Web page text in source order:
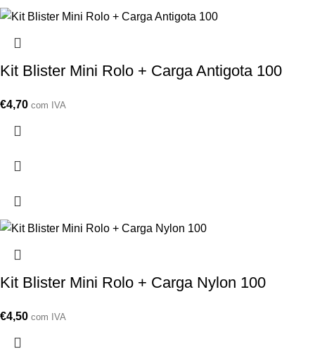
Kit Blister Mini Rolo + Carga Antigota 100
€4,70 com IVA
Kit Blister Mini Rolo + Carga Nylon 100
€4,50 com IVA